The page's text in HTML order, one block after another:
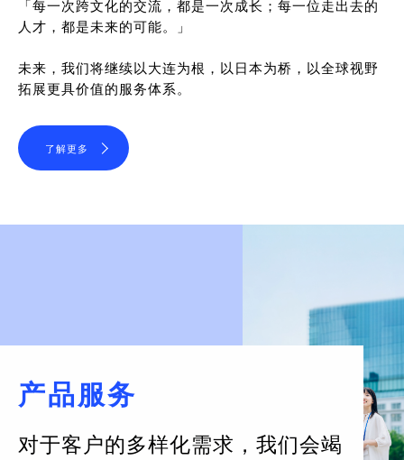
「每一次跨文化的交流，都是一次成长；每一位走出去的
人才，都是未来的可能。」
未来，我们将继续以大连为根，以日本为桥，以全球视野
拓展更具价值的服务体系。
了解更多
产品服务
对于客户的多样化需求， 我们会竭